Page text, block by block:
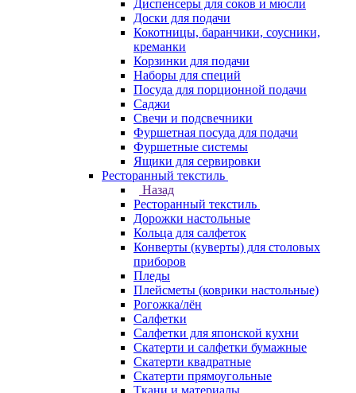
Диспенсеры для соков и мюсли
Доски для подачи
Кокотницы, баранчики, соусники,
креманки
Корзинки для подачи
Наборы для специй
Посуда для порционной подачи
Саджи
Свечи и подсвечники
Фуршетная посуда для подачи
Фуршетные системы
Ящики для сервировки
Ресторанный текстиль
Назад
Ресторанный текстиль
Дорожки настольные
Кольца для салфеток
Конверты (куверты) для столовых
приборов
Пледы
Плейсметы (коврики настольные)
Рогожка/лён
Салфетки
Салфетки для японской кухни
Скатерти и салфетки бумажные
Скатерти квадратные
Скатерти прямоугольные
Ткани и материалы